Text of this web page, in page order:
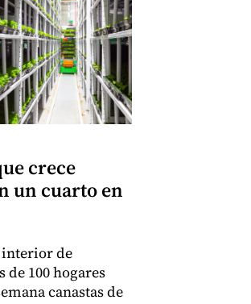
crece
un cuarto en
interior de
100 hogares
canastas de